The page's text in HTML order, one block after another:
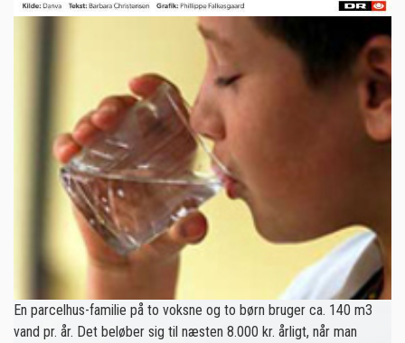
En parcelhus-familie på to voksne og to børn bruger ca. 140 m3
vand pr. år. Det beløber sig til næsten 8.000 kr. årligt, når man